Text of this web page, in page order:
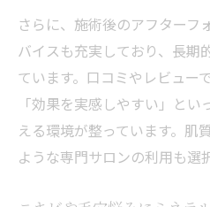
さらに、施術後のアフターフ
バイスも充実しており、長期
ています。口コミやレビュー
「効果を実感しやすい」と
える環境が整っています。肌
ような専門サロンの利用も選